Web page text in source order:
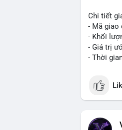
Chi tiết
- Mã giao
- Khối
- Giá trị
- Thời